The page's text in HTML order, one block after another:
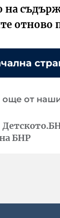
на
отново
още от
БНР